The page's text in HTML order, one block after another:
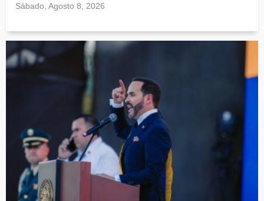
Sábado, Agosto 8, 2026